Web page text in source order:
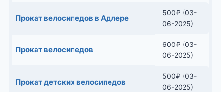
Прокат велосипедов в Адлере
500₽ (03-
06-2025)
Прокат велосипедов
600₽ (03-
06-2025)
Прокат детских велосипедов
500₽ (03-
06-2025)